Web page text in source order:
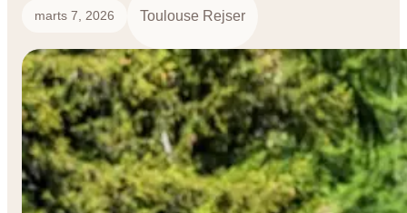
marts 7, 2026 Toulouse Rejser